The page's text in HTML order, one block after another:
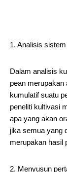
1. Analisis
Dalam analisis
pean merupakan
kumulatif suatu
peneliti kultivasi
apa yang akan
jika semua yang
merupakan hasil
2. Menyusun